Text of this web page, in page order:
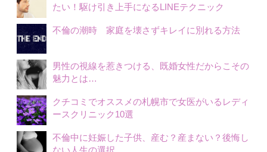
たい！駆け引き上手になるLINEテクニック
不倫の潮時 家庭を壊さずキレイに別れる方法
男性の視線を惹きつける、既婚女性だからこその
魅力とは…
クチコミでオススメの札幌市で女医がいるレディ
ースクリニック10選
不倫中に妊娠した子供、産む？産まない？後悔し
ない人生の選択